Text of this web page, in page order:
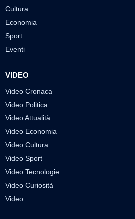
Cultura
Economia
Sport
Eventi
VIDEO
Video Cronaca
Video Politica
Video Attualità
Video Economia
Video Cultura
Video Sport
Video Tecnologie
Video Curiosità
Video